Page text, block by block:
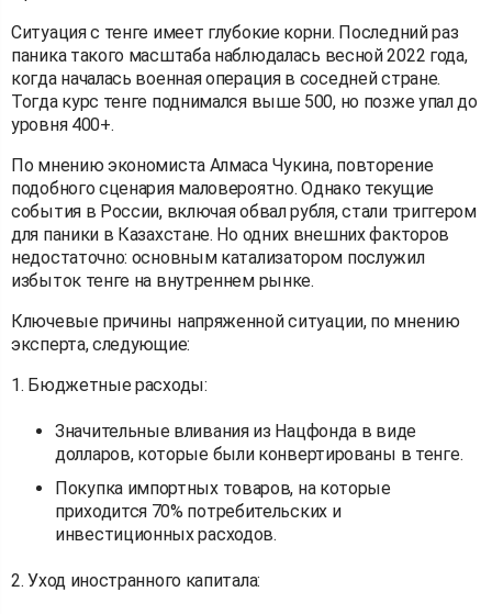
Ситуация с тенге имеет глубокие корни. Последний раз
паника такого масштаба наблюдалась весной 2022 года,
когда началась военная операция в соседней стране.
Тогда курс тенге поднимался выше 500, но позже упал до
уровня 400+.
По мнению экономиста Алмаса Чукина, повторение
подобного сценария маловероятно. Однако текущие
события в России, включая обвал рубля, стали триггером
для паники в Казахстане. Но одних внешних факторов
недостаточно: основным катализатором послужил
избыток тенге на внутреннем рынке.
Ключевые причины напряженной ситуации, по мнению
эксперта, следующие:
1. Бюджетные расходы:
Значительные вливания из Нацфонда в виде
долларов, которые были конвертированы в тенге.
Покупка импортных товаров, на которые
приходится 70% потребительских и
инвестиционных расходов.
2. Уход иностранного капитала: